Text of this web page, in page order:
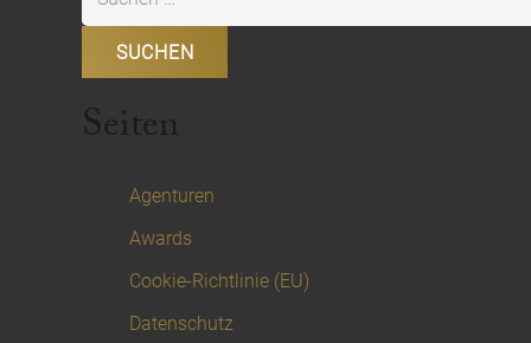
nach:
Seiten
Agenturen
Awards
Cookie-Richtlinie (EU)
Datenschutz